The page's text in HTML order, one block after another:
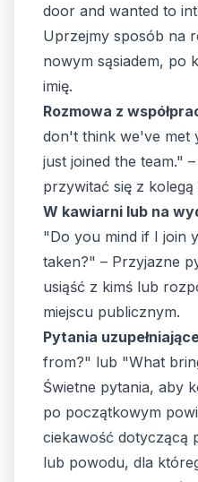
door and wanted to
Uprzejmy sposób na
nowym sąsiadem, po
imię.
Rozmowa z
don't think we've met
just joined the team."
przywitać się z
W kawiarni lub na
"Do you mind if I join
taken?" – Przyjazne
usiąść z kimś lub
miejscu publicznym.
Pytania
from?" lub "What
Świetne pytania, aby
po początkowym
ciekawość dotyczącą
lub powodu, dla